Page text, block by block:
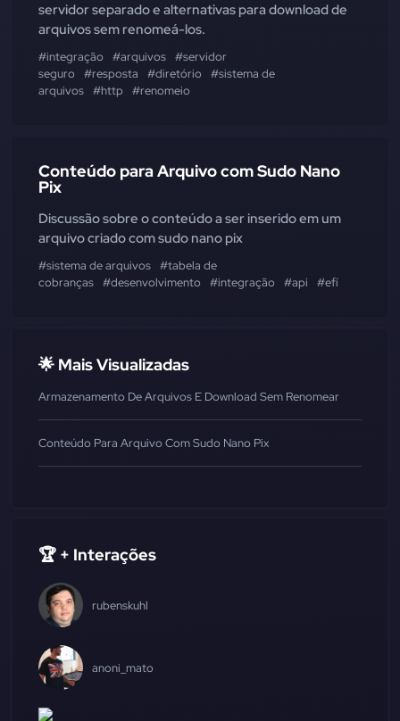
servidor separado e alternativas para download de
arquivos sem renomeá-los.
#integração #arquivos #servidor
seguro
#resposta #diretório
#sistema de
arquivos #http #renomeio
Conteúdo para Arquivo com Sudo Nano
Pix
Discussão sobre o conteúdo a ser inserido em um
arquivo criado com sudo nano pix
#sistema de arquivos #tabela de
cobranças #desenvolvimento #integração #api #efí
🌟 Mais Visualizadas
Armazenamento De Arquivos E Download Sem Renomear
Conteúdo Para Arquivo Com Sudo Nano Pix
🏆 + Interações
rubenskuhl
anoni_mato